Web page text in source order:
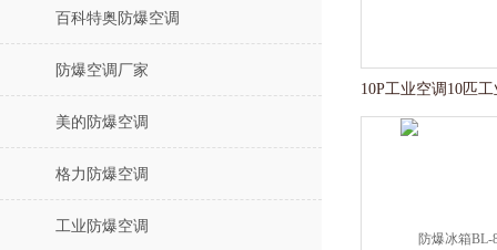
百科特奥防爆空调
防爆空调厂家
美的防爆空调
格力防爆空调
工业防爆空调